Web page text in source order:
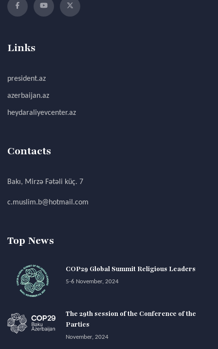
Links
president.az
azerbaijan.az
heydaraliyevcenter.az
Contacts
Bakı, Mirzə Fətəli küç. 7
c.muslim.b@hotmail.com
Top News
COP29 Global Summit Religious Leaders
5-6 November, 2024
The 29th session of the Conference of the
Parties
November, 2024